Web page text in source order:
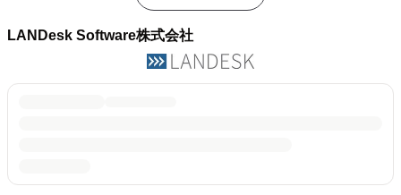
LANDesk Software株式会社